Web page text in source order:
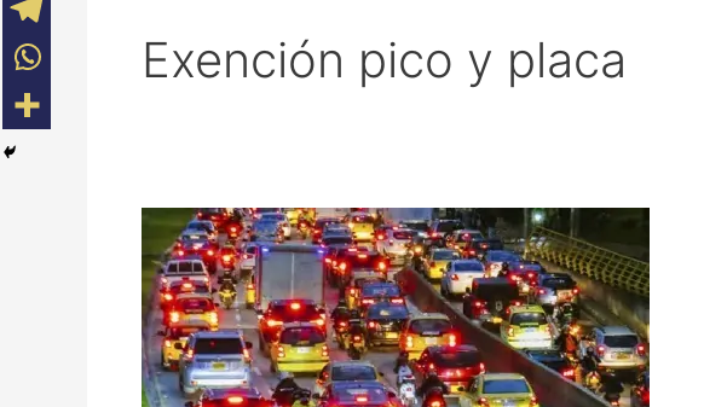
Exención pico y placa
Diario,
mensual
o
semestral
podrá
pagarse
para